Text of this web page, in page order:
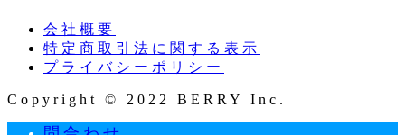
会社概要
特定商取引法に関する表示
プライバシーポリシー
Copyright © 2022 BERRY Inc.